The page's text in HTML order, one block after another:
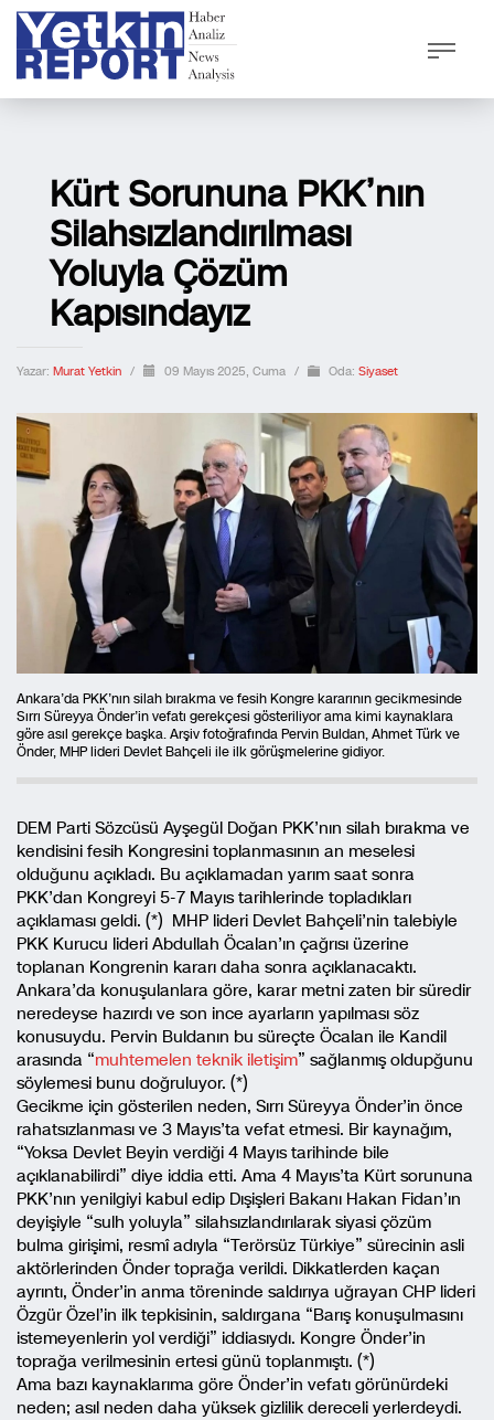
Kürt Sorununa PKK’nın
Silahsızlandırılması
Yoluyla Çözüm
Kapısındayız
Yazar: Murat Yetkin / 09 Mayıs 2025, Cuma / Oda: Siyaset
Ankara’da PKK’nın silah bırakma ve fesih Kongre kararının gecikmesinde
Sırrı Süreyya Önder’in vefatı gerekçesi gösteriliyor ama kimi kaynaklara
göre asıl gerekçe başka. Arşiv fotoğrafında Pervin Buldan, Ahmet Türk ve
Önder, MHP lideri Devlet Bahçeli ile ilk görüşmelerine gidiyor.
DEM Parti Sözcüsü Ayşegül Doğan PKK’nın silah bırakma ve
kendisini fesih Kongresini toplanmasının an meselesi
olduğunu açıkladı. Bu açıklamadan yarım saat sonra
PKK’dan Kongreyi 5-7 Mayıs tarihlerinde topladıkları
açıklaması geldi. (*) MHP lideri Devlet Bahçeli’nin talebiyle
PKK Kurucu lideri Abdullah Öcalan’ın çağrısı üzerine
toplanan Kongrenin kararı daha sonra açıklanacaktı.
Ankara’da konuşulanlara göre, karar metni zaten bir süredir
neredeyse hazırdı ve son ince ayarların yapılması söz
konusuydu. Pervin Buldanın bu süreçte Öcalan ile Kandil
arasında “muhtemelen teknik iletişim” sağlanmış oldupğunu
söylemesi bunu doğruluyor. (*)
Gecikme için gösterilen neden, Sırrı Süreyya Önder’in önce
rahatsızlanması ve 3 Mayıs’ta vefat etmesi. Bir kaynağım,
“Yoksa Devlet Beyin verdiği 4 Mayıs tarihinde bile
açıklanabilirdi” diye iddia etti. Ama 4 Mayıs’ta Kürt sorununa
PKK’nın yenilgiyi kabul edip Dışişleri Bakanı Hakan Fidan’ın
deyişiyle “sulh yoluyla” silahsızlandırılarak siyasi çözüm
bulma girişimi, resmî adıyla “Terörsüz Türkiye” sürecinin asli
aktörlerinden Önder toprağa verildi. Dikkatlerden kaçan
ayrıntı, Önder’in anma töreninde saldırıya uğrayan CHP lideri
Özgür Özel’in ilk tepkisinin, saldırgana “Barış konuşulmasını
istemeyenlerin yol verdiği” iddiasıydı. Kongre Önder’in
toprağa verilmesinin ertesi günü toplanmıştı. (*)
Ama bazı kaynaklarıma göre Önder’in vefatı görünürdeki
neden; asıl neden daha yüksek gizlilik dereceli yerlerdeydi.